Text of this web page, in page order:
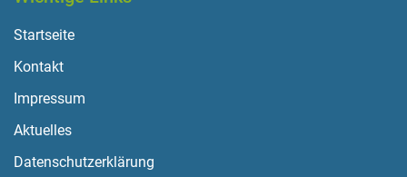
Startseite
Kontakt
Impressum
Aktuelles
Datenschutzerklärung